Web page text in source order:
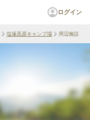
ログイン
塩塚高原キャンプ場 周辺施設